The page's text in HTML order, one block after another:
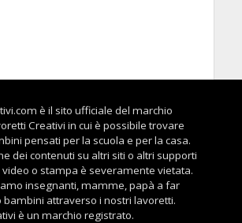
è il sito ufficiale del marchio
Creativi in cui è possibile trovare
pensati per la scuola e per la casa.
dei contenuti su altri siti o altri supporti
o stampa è severamente vietata.
insegnanti, mamme, papà a far
bambini attraverso i nostri lavoretti.
è un marchio registrato.